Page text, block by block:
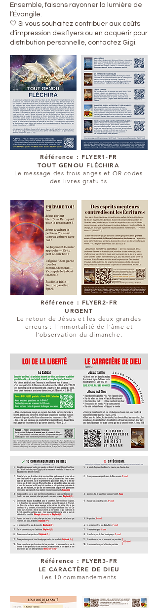
Ensemble, faisons rayonner la lumière de
l’Évangile.
🤍 Si vous souhaitez contribuer aux coûts
d’impression des flyers ou en acquérir pour
distribution personnelle, contactez Gigi.
Référence : FLYER1-FR
TOUT GENOU FLÉCHIRA
Le message des trois anges et QR codes
des livres gratuits
Référence : FLYER2-FR
URGENT
Le retour de Jésus et les deux grandes
erreurs : l'immortalité de l'âme et
l'observation du dimanche.
Référence : FLYER3-FR
LE CARACTÈRE DE DIEU
Les 10 commandements